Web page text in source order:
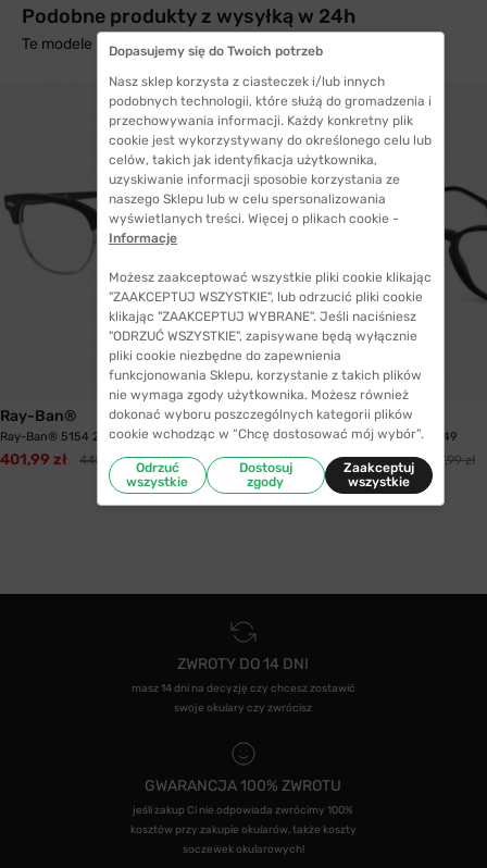
Podobne produkty z wysyłką w 24h
Te modele mogą Cię zainteresować
Ray-Ban®
Ray-Ban® 5154 2000 49 Clubmaster
401,99 zł 448,99 zł
WYSYŁKA 24H
Carrera
Carrera 2026 807 49
325,99 zł 547,99 zł
ZWROTY DO 14 DNI
masz 14 dni na decyzję czy chcesz zostawić
swoje okulary czy zwrócisz
GWARANCJA 100% ZWROTU
jeśli zakup Ci nie odpowiada zwrócimy 100%
kosztów przy zakupie okularów, także koszty
soczewek okularowych!
Dopasujemy się do Twoich potrzeb
Nasz sklep korzysta z ciasteczek i/lub innych
podobnych technologii, które służą do gromadzenia i
przechowywania informacji. Każdy konkretny plik
cookie jest wykorzystywany do określonego celu lub
celów, takich jak identyfikacja użytkownika,
uzyskiwanie informacji sposobie korzystania ze
naszego Sklepu lub w celu spersonalizowania
wyświetlanych treści. Więcej o plikach cookie -
Informacje
Możesz zaakceptować wszystkie pliki cookie klikając
"ZAAKCEPTUJ WSZYSTKIE", lub odrzucić pliki cookie
klikając "ZAAKCEPTUJ WYBRANE". Jeśli naciśniesz
"ODRZUĆ WSZYSTKIE", zapisywane będą wyłącznie
pliki cookie niezbędne do zapewnienia
funkcjonowania Sklepu, korzystanie z takich plików
nie wymaga zgody użytkownika. Możesz również
dokonać wyboru poszczególnych kategorii plików
cookie wchodząc w “Chcę dostosować mój wybór”.
Odrzuć
wszystkie
Dostosuj
zgody
Zaakceptuj
wszystkie